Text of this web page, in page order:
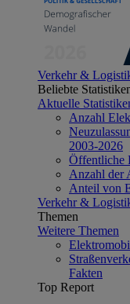
Verkehr &
Beliebte
Aktuelle
Anzahl
2003-2026
Öffentliche
Anzahl der
Anteil von
Verkehr &
Themen
Weitere Themen
Fakten
Top Report